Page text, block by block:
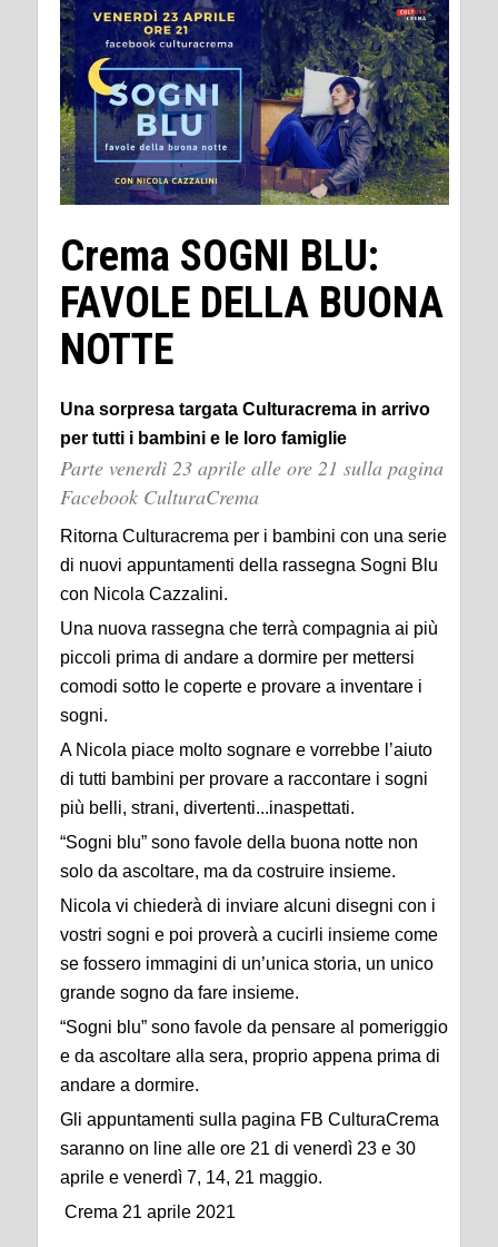
Crema SOGNI BLU:
FAVOLE DELLA BUONA
NOTTE
Una sorpresa targata Culturacrema in arrivo
per tutti i bambini e le loro famiglie
Parte venerdì 23 aprile alle ore 21 sulla pagina
Facebook CulturaCrema
Ritorna Culturacrema per i bambini con una serie
di nuovi appuntamenti della rassegna Sogni Blu
con Nicola Cazzalini.
Una nuova rassegna che terrà compagnia ai più
piccoli prima di andare a dormire per mettersi
comodi sotto le coperte e provare a inventare i
sogni.
A Nicola piace molto sognare e vorrebbe l’aiuto
di tutti bambini per provare a raccontare i sogni
più belli, strani, divertenti...inaspettati.
“Sogni blu” sono favole della buona notte non
solo da ascoltare, ma da costruire insieme.
Nicola vi chiederà di inviare alcuni disegni con i
vostri sogni e poi proverà a cucirli insieme come
se fossero immagini di un’unica storia, un unico
grande sogno da fare insieme.
“Sogni blu” sono favole da pensare al pomeriggio
e da ascoltare alla sera, proprio appena prima di
andare a dormire.
Gli appuntamenti sulla pagina FB CulturaCrema
saranno on line alle ore 21 di venerdì 23 e 30
aprile e venerdì 7, 14, 21 maggio.
Crema 21 aprile 2021